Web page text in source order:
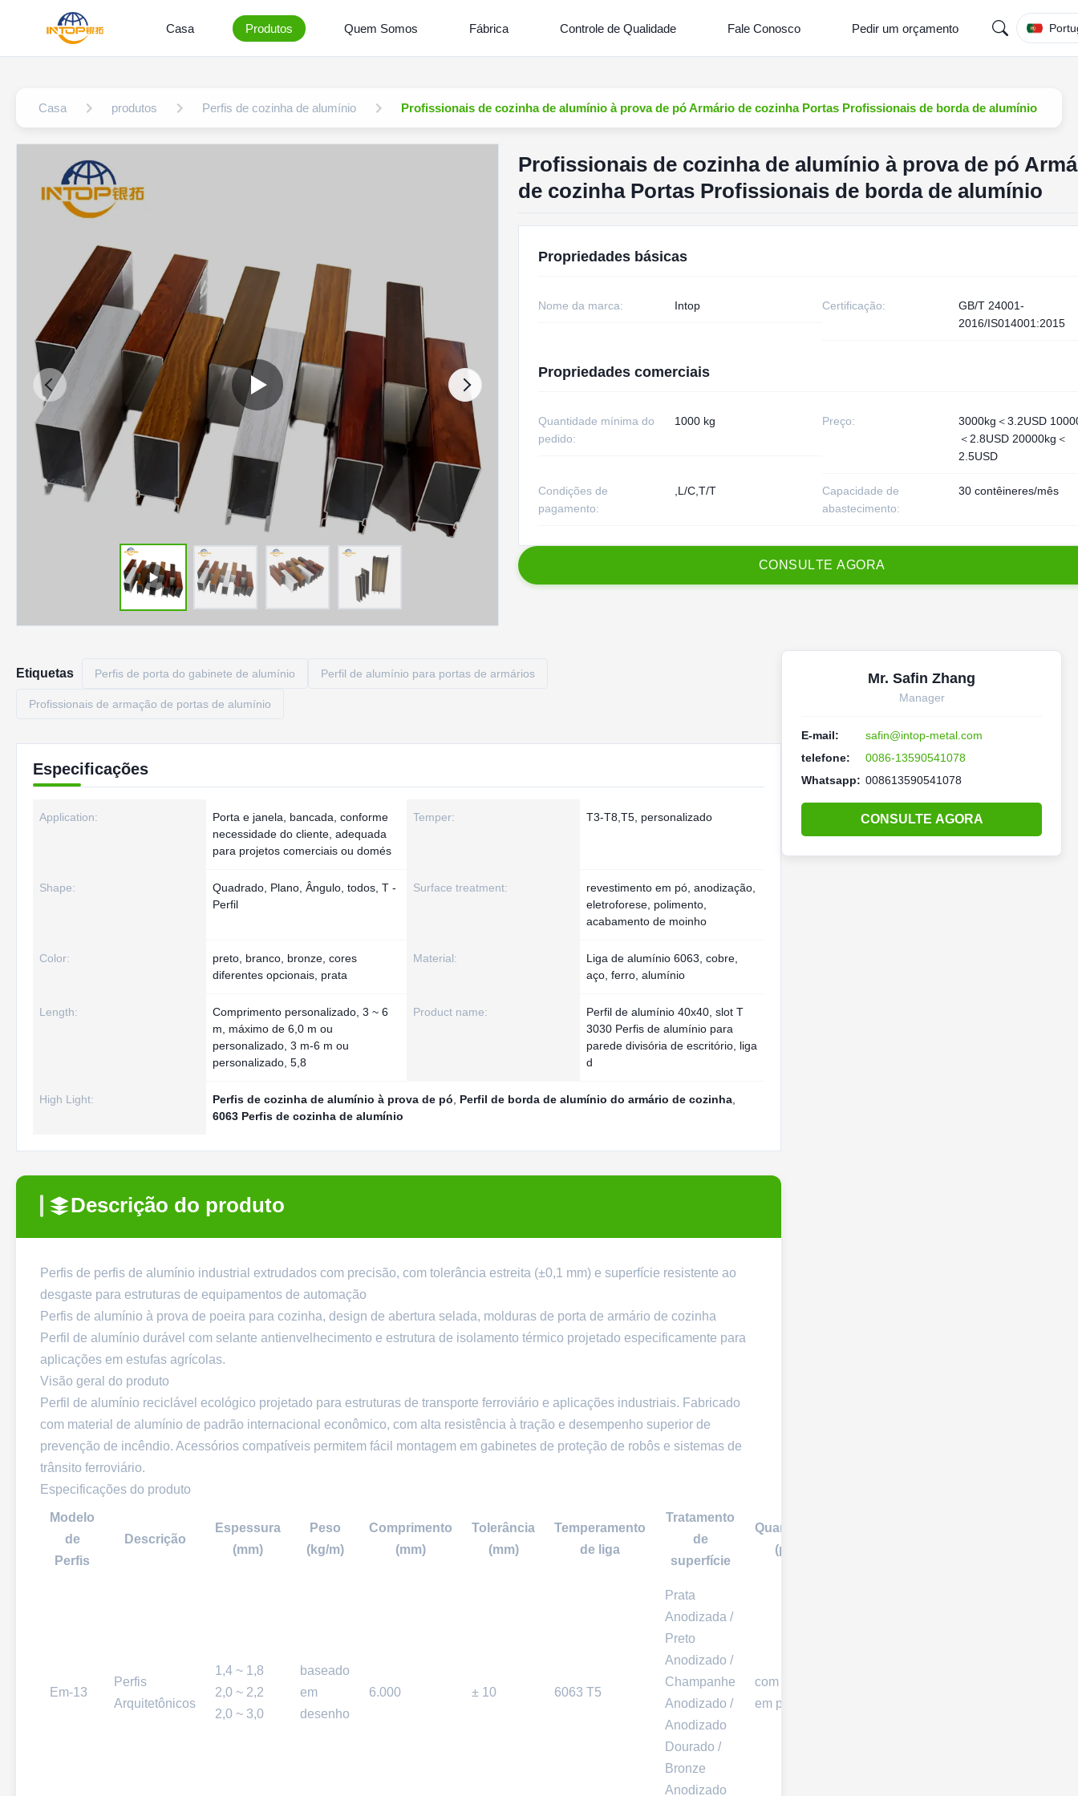
Casa Produtos Quem Somos Fábrica Controle de Qualidade Fale Conosco Pedir um orçamento
Casa produtos Perfis de cozinha de alumínio Profissionais de cozinha de alumínio à prova de pó Armário de cozinha Portas Profissionais de borda de alumínio
Profissionais de cozinha de alumínio à prova de pó
de cozinha Portas Profissionais de borda de alumínio
Propriedades básicas
Nome da marca: Intop Certificação:
GB/T 24001-
2016/IS014001:2015
Propriedades comerciais
Quantidade mínima do
pedido:
1000 kg Preço:
3000kg＜3.2USD
＜2.8USD 20000kg＜
2.5USD
Condições de
pagamento:
,L/C,T/T
Capacidade de
abastecimento:
30 contêineres/mês
CON SU LTE AGORA
Etiquetas Perfis de porta do gabinete de alumínio Perfil de alumínio para portas de armários
Profissionais de armação de portas de alumínio
Especificações
Application:
Porta e janela, bancada, conforme
necessidade do cliente, adequada
para projetos comerciais ou domés
Temper: T3-T8,T5, personalizado
Shape:
Quadrado, Plano, Ângulo, todos, T -
Perfil
Surface treatment:
revestimento em pó, anodização,
eletroforese, polimento,
acabamento de moinho
Color:
preto, branco, bronze, cores
diferentes opcionais, prata
Material:
Liga de alumínio 6063, cobre,
aço, ferro, alumínio
Length:
Comprimento personalizado, 3 ~ 6
m, máximo de 6,0 m ou
personalizado, 3 m-6 m ou
personalizado, 5,8
Product name:
Perfil de alumínio 40x40, slot T
3030 Perfis de alumínio para
parede divisória de escritório, liga
d
High Light: Perfis de cozinha de alumínio à prova de pó Perfil de borda de alumínio do armário de cozinha
6063 Perfis de cozinha de alumínio
Descrição do produto
Perfis de perfis de alumínio industrial extrudados com precisão, com tolerância estreita (±0,1 mm) e superfície resistente ao
desgaste para estruturas de equipamentos de automação
Perfis de alumínio à prova de poeira para cozinha, design de abertura selada, molduras de porta de armário de cozinha
Perfil de alumínio durável com selante antienvelhecimento e estrutura de isolamento térmico projetado especificamente para
aplicações em estufas agrícolas.
Visão geral do produto
Perfil de alumínio reciclável ecológico projetado para estruturas de transporte ferroviário e aplicações industriais. Fabricado
com material de alumínio de padrão internacional econômico, com alta resistência à tração e desempenho superior de
prevenção de incêndio. Acessórios compatíveis permitem fácil montagem em gabinetes de proteção de robôs e sistemas de
trânsito ferroviário.
Especificações do produto
Modelo
de
Perfis
Descrição
Espessura
(mm)
Peso
(kg/m)
Comprimento
(mm)
Tolerância
(mm)
Temperamento
de liga
Tratamento
de
superfície
Quantidade
(pcs)
Em-13
Perfis
Arquitetônicos
1,4 ~ 1,8
2,0 ~ 2,2
2,0 ~ 3,0
baseado
em
desenho
6.000 ± 10 6063 T5
Prata
Anodizada /
Preto
Anodizado /
Champanhe
Anodizado /
Anodizado
Dourado /
Bronze
Anodizado
com base
em pedidos
Mr. Safin Zhang
Manager
E-mail:
safin@intop-metal.com
telefone:
0086-13590541078
Whatsapp: 008613590541078
CONSULTE AGORA